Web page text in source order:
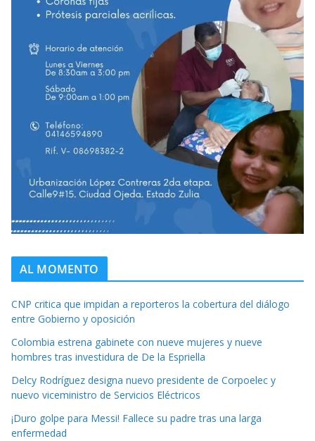
AL MOMENTO
CNP critica que impidan a reporteros la cobertura del diálogo
entre Gobierno y oposición
Colombia estrena gabinete con nueve mujeres y nueve
hombres tras investidura de De la Espriella
Delcy Rodríguez designa nuevo presidente de Corpoelec y
nuevo viceministro de Servicios Eléctricos
¡Duro golpe para Messi! Fallece su padre tras una larga
enfermedad